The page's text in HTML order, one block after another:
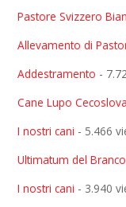
Pastore Svizzero
Allevamento di
Addestramento -
Cane Lupo
I nostri cani - 5.466
Ultimatum del
I nostri cani - 3.940